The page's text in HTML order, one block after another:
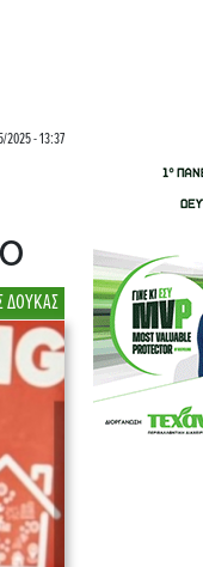
2025 - 13:37
ΔΟΥΚΑΣ